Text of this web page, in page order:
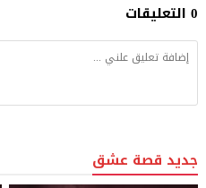
0 التعليقات
جديد قصة عشق